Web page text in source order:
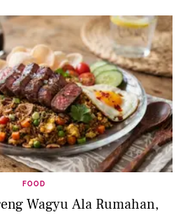
FOOD
Wagyu Ala Rumahan,